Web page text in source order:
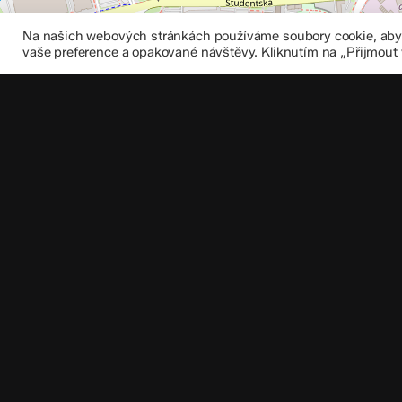
Na našich webových stránkách používáme soubory cookie,
vaše preference a opakované návštěvy. Kliknutím na